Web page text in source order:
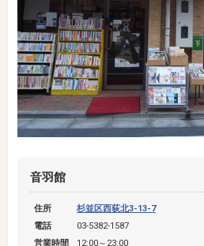
音羽館
住所
杉並区西荻北3-13-7
電話
03-5382-1587
営業時間
12:00～23:00